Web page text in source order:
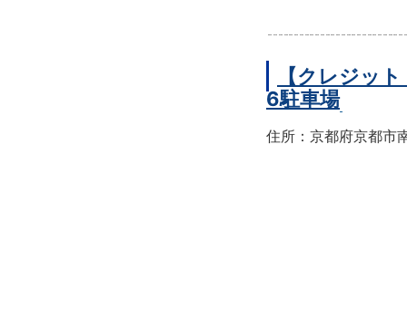
【クレジッ
6駐車場
住所：京都府京都市